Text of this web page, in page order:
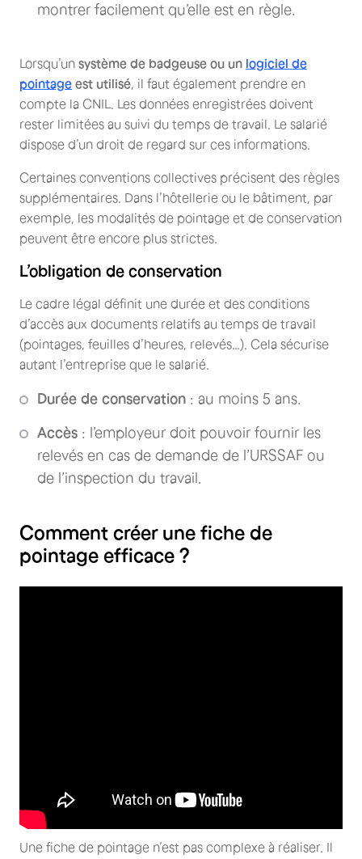
montrer facilement qu’elle est en règle.
Lorsqu’un système de badgeuse ou un logiciel de
pointage est utilisé , il faut également prendre en
compte la CNIL. Les données enregistrées doivent
rester limitées au suivi du temps de travail. Le salarié
dispose d’un droit de regard sur ces informations.
Certaines conventions collectives précisent des règles
supplémentaires. Dans l’hôtellerie ou le bâtiment, par
exemple, les modalités de pointage et de conservation
peuvent être encore plus strictes.
L’obligation de conservation
Le cadre légal définit une durée et des conditions
d’accès aux documents relatifs au temps de travail
(pointages, feuilles d’heures, relevés…). Cela sécurise
autant l’entreprise que le salarié.
Durée de conservation : au moins 5 ans.
Accès : l’employeur doit pouvoir fournir les
relevés en cas de demande de l’URSSAF ou
de l’inspection du travail.
Comment créer une fiche de
pointage efficace ?
Une fiche de pointage n’est pas complexe à réaliser. Il